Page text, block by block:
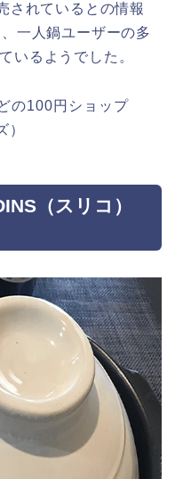
されているとの情報
一人鍋ユーザーの多
いるようでした。
の100円ショップ
）
（スリコ）